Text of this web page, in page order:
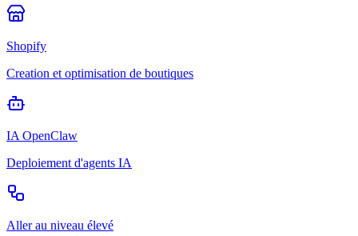
Shopify
Creation et optimisation de boutiques
IA OpenClaw
Deploiement d'agents IA
Aller au niveau élevé